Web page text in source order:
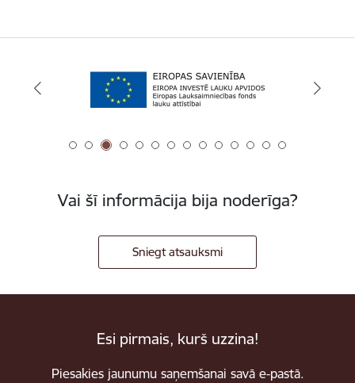
Vai šī informācija bija noderīga?
Sniegt atsauksmi
Esi pirmais, kurš uzzina!
Piesakies jaunumu saņemšanai savā e-pastā.